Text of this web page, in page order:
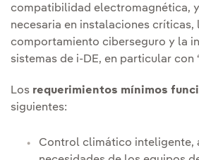
compatibilidad electromagnética,
necesaria en instalaciones críticas,
comportamiento ciberseguro y la
sistemas de i-DE, en particular con
Los requerimientos mínimos
siguientes:
Control climático inteligente,